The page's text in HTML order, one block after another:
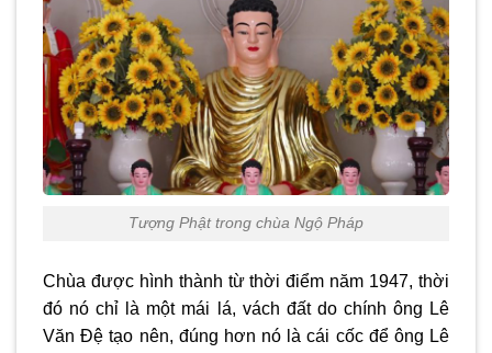
Tượng Phật trong chùa Ngộ Pháp
Chùa được hình thành từ thời điểm năm 1947, thời
đó nó chỉ là một mái lá, vách đất do chính ông Lê
Văn Đệ tạo nên, đúng hơn nó là cái cốc để ông Lê